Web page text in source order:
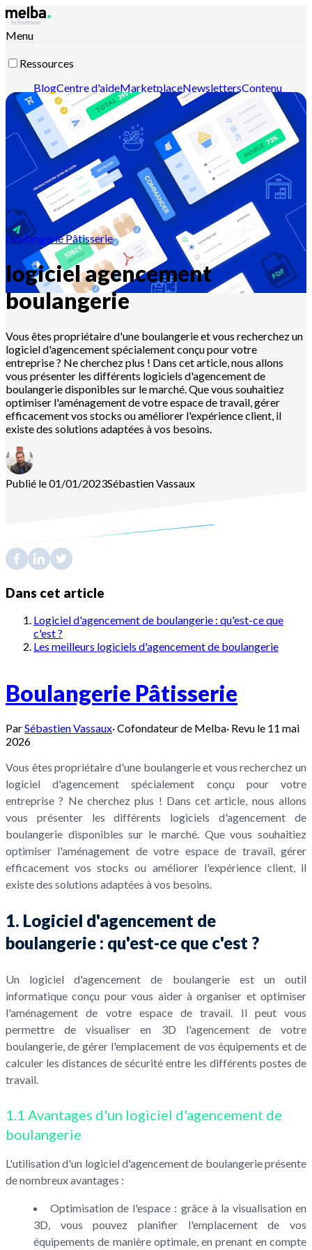
Menu
Ressources
BlogCentre d'aideMarketplaceNewslettersContenu
intelligentDocumentation APIDocumentation MCP
Contactez-nousDécouvrir melba
Boulangerie Pâtisserie
logiciel agencement
boulangerie
Vous êtes propriétaire d'une boulangerie et vous recherchez un
logiciel d'agencement spécialement conçu pour votre
entreprise ? Ne cherchez plus ! Dans cet article, nous allons
vous présenter les différents logiciels d'agencement de
boulangerie disponibles sur le marché. Que vous souhaitiez
optimiser l'aménagement de votre espace de travail, gérer
efficacement vos stocks ou améliorer l'expérience client, il
existe des solutions adaptées à vos besoins.
Publié le 01/01/2023SébastienVassaux
Dans cet article
Logiciel d'agencement de boulangerie : qu'est-ce que
c'est ?
Les meilleurs logiciels d'agencement de boulangerie
Boulangerie Pâtisserie
ParSébastien Vassaux·Cofondateur de Melba· Revu le 11 mai
2026
Vous êtes propriétaire d'une boulangerie et vous recherchez un
logiciel d'agencement spécialement conçu pour votre
entreprise ? Ne cherchez plus ! Dans cet article, nous allons
vous présenter les différents logiciels d'agencement de
boulangerie disponibles sur le marché. Que vous souhaitiez
optimiser l'aménagement de votre espace de travail, gérer
efficacement vos stocks ou améliorer l'expérience client, il
existe des solutions adaptées à vos besoins.
1. Logiciel d'agencement de
boulangerie : qu'est-ce que c'est ?
Un logiciel d'agencement de boulangerie est un outil
informatique conçu pour vous aider à organiser et optimiser
l'aménagement de votre espace de travail. Il peut vous
permettre de visualiser en 3D l'agencement de votre
boulangerie, de gérer l'emplacement de vos équipements et de
calculer les distances de sécurité entre les différents postes de
travail.
1.1 Avantages d'un logiciel d'agencement de
boulangerie
L'utilisation d'un logiciel d'agencement de boulangerie présente
de nombreux avantages :
Optimisation de l'espace : grâce à la visualisation en
3D, vous pouvez planifier l'emplacement de vos
équipements de manière optimale, en prenant en compte